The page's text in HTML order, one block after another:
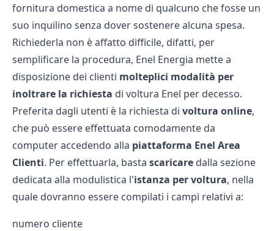
fornitura domestica a nome di qualcuno che fosse un
suo inquilino senza dover sostenere alcuna spesa.
Richiederla non è affatto difficile, difatti, per
semplificare la procedura, Enel Energia mette a
disposizione dei clienti molteplici modalità per
inoltrare la richiesta di voltura Enel per decesso.
Preferita dagli utenti è la richiesta di voltura online,
che può essere effettuata comodamente da
computer accedendo alla piattaforma Enel Area
Clienti. Per effettuarla, basta scaricare dalla sezione
dedicata alla modulistica l'istanza per voltura, nella
quale dovranno essere compilati i campi relativi a:
numero cliente